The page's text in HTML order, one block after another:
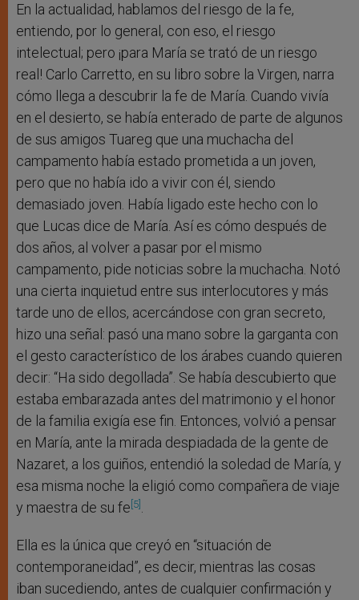
En la actualidad, hablamos del riesgo de la fe,
entiendo, por lo general, con eso, el riesgo
intelectual; pero ¡para María se trató de un riesgo
real! Carlo Carretto, en su libro sobre la Virgen, narra
cómo llega a descubrir la fe de María. Cuando vivía
en el desierto, se había enterado de parte de algunos
de sus amigos Tuareg que una muchacha del
campamento había estado prometida a un joven,
pero que no había ido a vivir con él, siendo
demasiado joven. Había ligado este hecho con lo
que Lucas dice de María. Así es cómo después de
dos años, al volver a pasar por el mismo
campamento, pide noticias sobre la muchacha. Notó
una cierta inquietud entre sus interlocutores y más
tarde uno de ellos, acercándose con gran secreto,
hizo una señal: pasó una mano sobre la garganta con
el gesto característico de los árabes cuando quieren
decir: “Ha sido degollada”. Se había descubierto que
estaba embarazada antes del matrimonio y el honor
de la familia exigía ese fin. Entonces, volvió a pensar
en María, ante la mirada despiadada de la gente de
Nazaret, a los guiños, entendió la soledad de María, y
esa misma noche la eligió como compañera de viaje
y maestra de su fe[5].
Ella es la única que creyó en “situación de
contemporaneidad”, es decir, mientras las cosas
iban sucediendo, antes de cualquier confirmación y